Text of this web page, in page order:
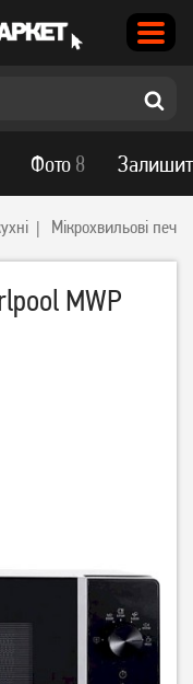
Мікрохвильові печі
MWP
Фото 8